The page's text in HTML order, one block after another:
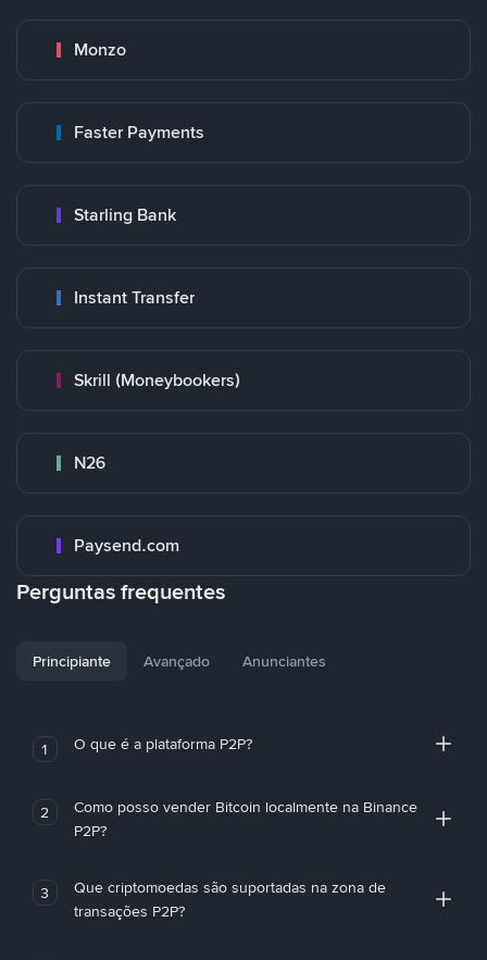
Monzo
Faster Payments
Starling Bank
Instant Transfer
Skrill (Moneybookers)
N26
Paysend.com
Perguntas frequentes
Principiante Avançado Anunciantes
1 O que é a plataforma P2P?
2
Como posso vender Bitcoin localmente na Binance
P2P?
3
Que criptomoedas são suportadas na zona de
transações P2P?